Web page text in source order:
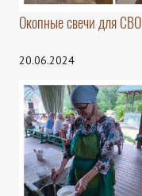
Окопные свечи для СВО
20.06.2024